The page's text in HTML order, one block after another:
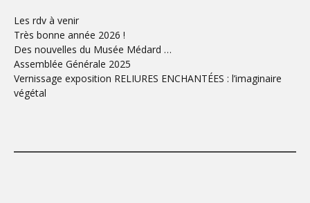
Les rdv à venir
Très bonne année 2026 !
Des nouvelles du Musée Médard …
Assemblée Générale 2025
Vernissage exposition RELIURES ENCHANTÉES : l’imaginaire
végétal